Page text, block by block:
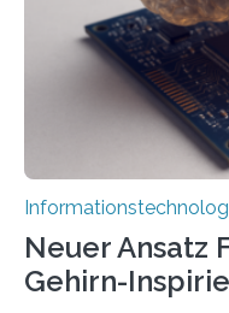
erstellen. „Besonders
Animation, bei der
und Mimik im Einklang
Neuer Ansatz
Gehirn-